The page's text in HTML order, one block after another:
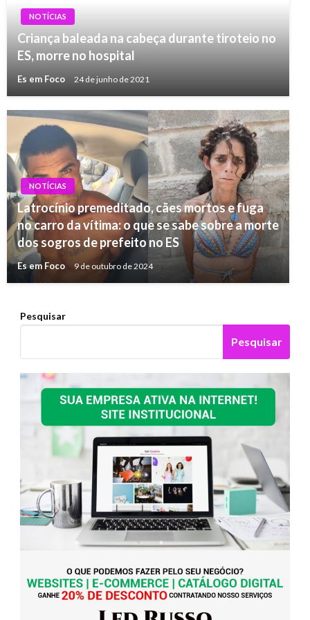
NOTÍCIAS
Criança baleada na cabeça durante tiroteio no
ES, morre no hospital
Es em Foco 24 de junho de 2021
NOTÍCIAS
Latrocínio premeditado, cães mortos e fuga
no carro da vítima: o que se sabe sobre a morte
dos sogros de prefeito no ES
Es em Foco 9 de outubro de 2024
Pesquisar
Pesquisar